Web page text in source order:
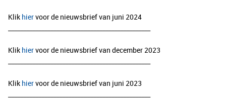
Klik hiervoor de nieuwsbrief van juni 2024
Klik hiervoor de nieuwsbrief van december 2023
Klik hiervoor de nieuwsbrief van juni 2023